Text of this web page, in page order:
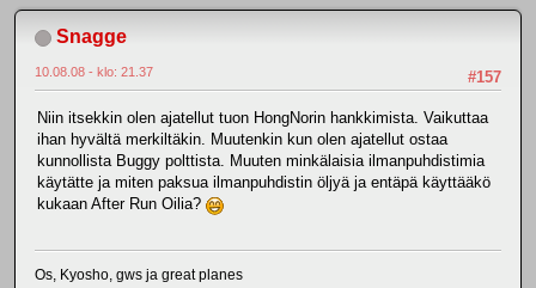
Snagge
#157
10.08.08 - klo: 21.37
Niin itsekkin olen ajatellut tuon HongNorin hankkimista. Vaikuttaa
ihan hyvältä merkiltäkin. Muutenkin kun olen ajatellut ostaa
kunnollista Buggy polttista. Muuten minkälaisia ilmanpuhdistimia
käytätte ja miten paksua ilmanpuhdistin öljyä ja entäpä käyttääkö
kukaan After Run Oilia?
Os, Kyosho, gws ja great planes